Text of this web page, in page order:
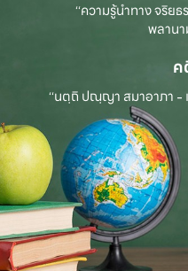
“ความรู้นำทาง จริยธ
พลาน
ค
“นตฺถิ ปณฺญา สมาอาภา -